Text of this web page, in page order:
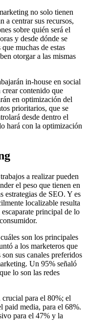
no solo tienen
a centrar sus recursos,
sobre quién será el
y desde dónde se
muchas de estas
otorgar a las mismas
in-house en social
contenido que
en optimización del
prioritarios, que se
desde dentro el
hará con la optimización
a realizar pueden
el peso que tienen en
estrategias de SEO. Y es
localizable resulta
principal de lo
son los principales
a los marketeros que
sus canales preferidos
Un 95% señaló
lo son las redes
para el 80%; el
paid media, para el 68%.
para el 47% y la